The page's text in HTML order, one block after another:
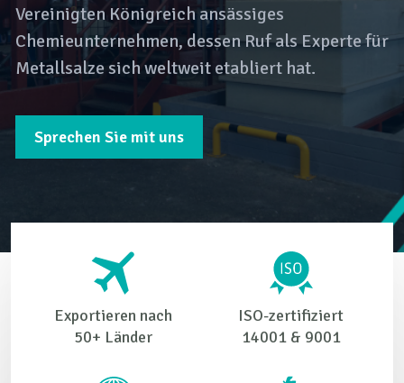
Vereinigten Königreich ansässiges
Chemieunternehmen, dessen Ruf als Experte für
Metallsalze sich weltweit etabliert hat.
Sprechen Sie mit uns
Exportieren nach
50+ Länder
ISO-zertifiziert
14001 & 9001